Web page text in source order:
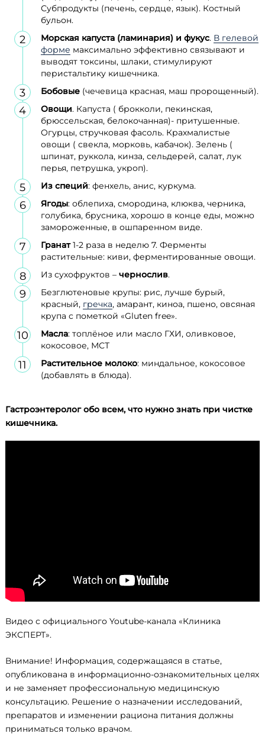
Субпродукты (печень, сердце, язык). Костный
бульон.
Морская капуста (ламинария) и фукус. В гелевой
форме максимально эффективно связывают и
выводят токсины, шлаки, стимулируют
перистальтику кишечника.
Бобовые (чечевица красная, маш пророщенный).
Овощи. Капуста ( брокколи, пекинская,
брюссельская, белокочанная)- притушенные.
Огурцы, стручковая фасоль. Крахмалистые
овощи ( свекла, морковь, кабачок). Зелень (
шпинат, руккола, кинза, сельдерей, салат, лук
перья, петрушка, укроп).
Из специй: фенхель, анис, куркума.
Ягоды: облепиха, смородина, клюква, черника,
голубика, брусника, хорошо в конце еды, можно
замороженные, в ошпаренном виде.
Гранат1-2 раза в неделю 7. Ферменты
растительные: киви, ферментированные овощи.
Из сухофруктов – чернослив.
Безглютеновые крупы: рис, лучше бурый,
красный, гречка, амарант, киноа, пшено, овсяная
крупа с пометкой «Gluten free».
Масла: топлёное или масло ГХИ, оливковое,
кокосовое, МСТ
Растительное молоко: миндальное, кокосовое
(добавлять в блюда).
Гастроэнтеролог обо всем, что нужно знать при чистке
кишечника.
Видео с официального Youtube-канала «Клиника
ЭКСПЕРТ».
Внимание! Информация, содержащаяся в статье,
опубликована в информационно-ознакомительных целях
и не заменяет профессиональную медицинскую
консультацию. Решение о назначении исследований,
препаратов и изменении рациона питания должны
приниматься только врачом.